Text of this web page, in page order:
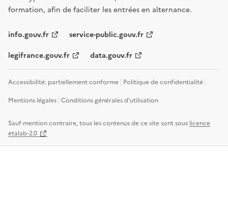
formation, afin de faciliter les entrées en alternance.
info.gouv.fr service-public.gouv.fr
legifrance.gouv.fr data.gouv.fr
Accessibilité: partiellement conforme Politique de confidentialité
Mentions légales Conditions générales d'utilisation
Sauf mention contraire, tous les contenus de ce site sont sous licence
etalab-2.0